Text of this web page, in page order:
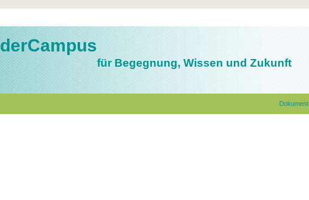
derCampus
für Begegnung, Wissen und Zukunft
Dokument